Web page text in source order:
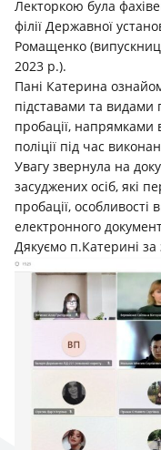
Лекторкою була
філії Державної
Ромащенко
2023 р.).
Пані Катерина
підставами та видами
пробації, напрямками
поліції під час
Увагу звернула на
засуджених осіб, які
пробації,
електронного
Дякуємо п.Катерині за